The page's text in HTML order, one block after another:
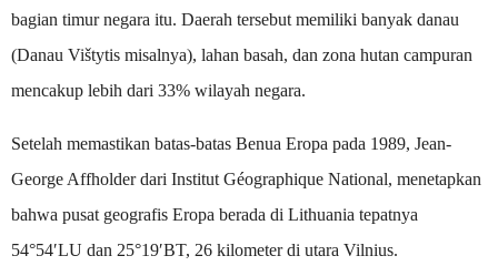
bagian timur negara itu. Daerah tersebut memiliki banyak danau
(Danau Vištytis misalnya), lahan basah, dan zona hutan campuran
mencakup lebih dari 33% wilayah negara.
Setelah memastikan batas-batas Benua Eropa pada 1989, Jean-
George Affholder dari Institut Géographique National, menetapkan
bahwa pusat geografis Eropa berada di Lithuania tepatnya
54°54′LU dan 25°19′BT, 26 kilometer di utara Vilnius.